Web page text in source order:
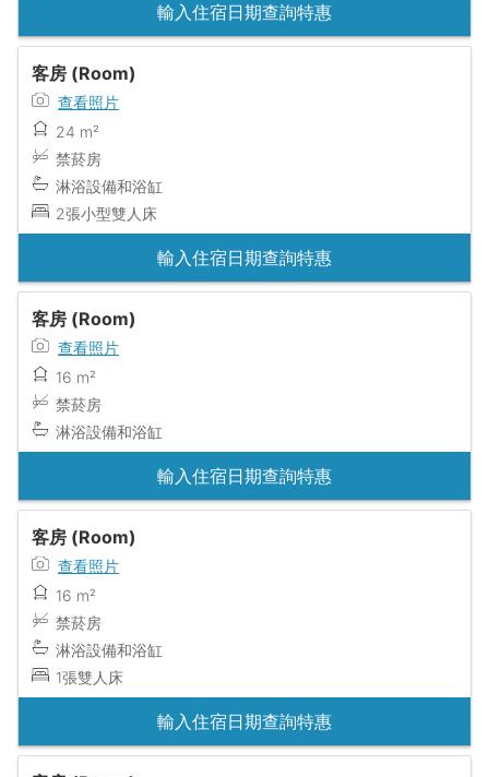
輸入住宿日期查詢特惠
客房 (Room)
查看照片
24 m²
禁菸房
淋浴設備和浴缸
2張小型雙人床
輸入住宿日期查詢特惠
客房 (Room)
查看照片
16 m²
禁菸房
淋浴設備和浴缸
輸入住宿日期查詢特惠
客房 (Room)
查看照片
16 m²
禁菸房
淋浴設備和浴缸
1張雙人床
輸入住宿日期查詢特惠